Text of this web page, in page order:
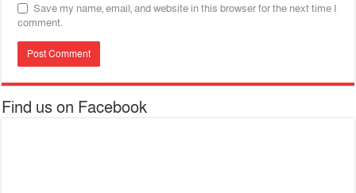
Save my name, email, and website in this browser for the next time I
comment.
Find us on Facebook